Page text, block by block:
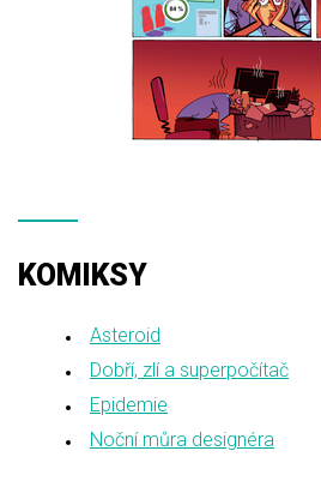
KOMIKSY
Asteroid
Dobří, zlí a superpočítač
Epidemie
Noční můra designéra